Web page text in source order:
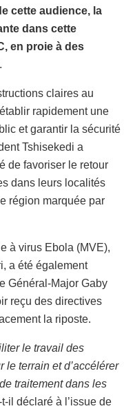
cette audience, la
dans cette
en proie à des
.
claires au
rapidement une
et garantir la sécurité
Tshisekedi a
de favoriser le retour
dans leurs localités
région marquée par
à virus Ebola (MVE),
a été également
Général-Major Gaby
reçu des directives
la riposte.
le travail des
terrain et d’accélérer
traitement dans les
il déclaré à l’issue de